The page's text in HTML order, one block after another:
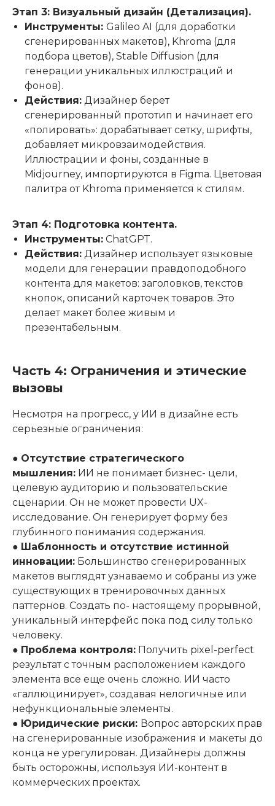
Этап 3: Визуальный дизайн (Детализация).
Инструменты: Galileo AI (для доработки
сгенерированных макетов), Khroma (для
подбора цветов), Stable Diffusion (для
генерации уникальных иллюстраций и
фонов).
Действия: Дизайнер берет
сгенерированный прототип и начинает его
«полировать»: дорабатывает сетку, шрифты,
добавляет микровзаимодействия.
Иллюстрации и фоны, созданные в
Midjourney, импортируются в Figma. Цветовая
палитра от Khroma применяется к стилям.
Этап 4: Подготовка контента.
Инструменты: ChatGPT.
Действия: Дизайнер использует языковые
модели для генерации правдоподобного
контента для макетов: заголовков, текстов
кнопок, описаний карточек товаров. Это
делает макет более живым и
презентабельным.
Часть 4: Ограничения и этические
вызовы
Несмотря на прогресс, у ИИ в дизайне есть
серьезные ограничения:
● Отсутствие стратегического
мышления: ИИ не понимает бизнес- цели,
целевую аудиторию и пользовательские
сценарии. Он не может провести UX-
исследование. Он генерирует форму без
глубинного понимания содержания.
● Шаблонность и отсутствие истинной
инновации: Большинство сгенерированных
макетов выглядят узнаваемо и собраны из уже
существующих в тренировочных данных
паттернов. Создать по- настоящему прорывной,
уникальный интерфейс пока под силу только
человеку.
● Проблема контроля: Получить pixel-perfect
результат с точным расположением каждого
элемента все еще очень сложно. ИИ часто
«галлюцинирует», создавая нелогичные или
нефункциональные элементы.
● Юридические риски: Вопрос авторских прав
на сгенерированные изображения и макеты до
конца не урегулирован. Дизайнеры должны
быть осторожны, используя ИИ-контент в
коммерческих проектах.